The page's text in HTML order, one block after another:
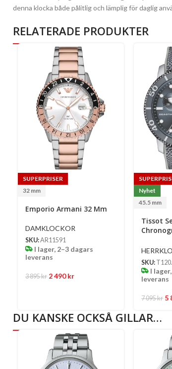
denna klocka både pålitlig och lämplig för daglig
RELATERADE PRODUKTER
SUPERPRISER
32 mm
Emporio Armani 32 Mm
DAMKLOCKOR
SKU:AR11591
I lager, 2–3 dagars
leverans
3 895kr 2 490kr
Nyhet
45.5 mm
Tissot
Urtavla
Och Grå
SKU:
I
leverans
7 095kr 5
DU KANSKE OCKSÅ GILLAR…